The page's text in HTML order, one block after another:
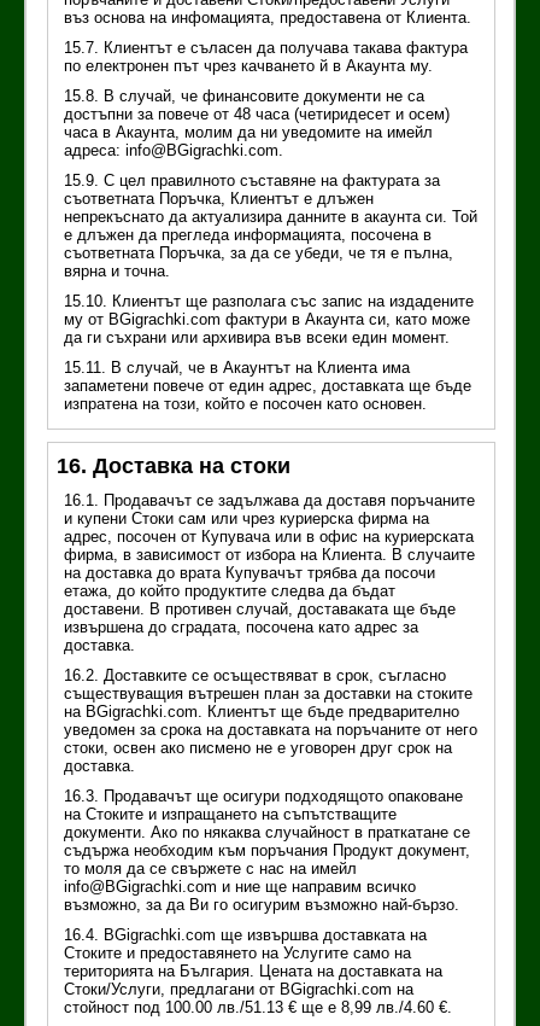
въз основа на инфомацията, предоставена от Клиента.
15.7. Клиентът е съласен да получава такава фактура
по електронен път чрез качването й в Акаунта му.
15.8. В случай, че финансовите документи не са
достъпни за повече от 48 часа (четиридесет и осем)
часа в Акаунта, молим да ни уведомите на имейл
адреса: info@BGigrachki.com.
15.9. С цел правилното съставяне на фактурата за
съответната Поръчка, Клиентът е длъжен
непрекъснато да актуализира данните в акаунта си. Той
е длъжен да прегледа информацията, посочена в
съответната Поръчка, за да се убеди, че тя е пълна,
вярна и точна.
15.10. Клиентът ще разполага със запис на издадените
му от BGigrachki.com фактури в Акаунта си, като може
да ги съхрани или архивира във всеки един момент.
15.11. В случай, че в Акаунтът на Клиента има
запаметени повече от един адрес, доставката ще бъде
изпратена на този, който е посочен като основен.
16. Доставка на стоки
16.1. Продавачът се задължава да доставя поръчаните
и купени Стоки сам или чрез куриерска фирма на
адрес, посочен от Купувача или в офис на куриерската
фирма, в зависимост от избора на Клиента. В случаите
на доставка до врата Купувачът трябва да посочи
етажа, до който продуктите следва да бъдат
доставени. В противен случай, доставаката ще бъде
извършена до сградата, посочена като адрес за
доставка.
16.2. Доставките се осъществяват в срок, съгласно
съществуващия вътрешен план за доставки на стоките
на BGigrachki.com. Клиентът ще бъде предварително
уведомен за срока на доставката на поръчаните от него
стоки, освен ако писмено не е уговорен друг срок на
доставка.
16.3. Продавачът ще осигури подходящото опаковане
на Стоките и изпращането на съпътстващите
документи. Ако по някаква случайност в праткатане се
съдържа необходим към поръчания Продукт документ,
то моля да се свържете с нас на имейл
info@BGigrachki.com и ние ще направим всичко
възможно, за да Ви го осигурим възможно най-бързо.
16.4. BGigrachki.com ще извършва доставката на
Стоките и предоставянето на Услугите само на
територията на България. Цената на доставката на
Стоки/Услуги, предлагани от BGigrachki.com на
стойност под 100.00 лв./51.13 € ще е 8,99 лв./4.60 €.